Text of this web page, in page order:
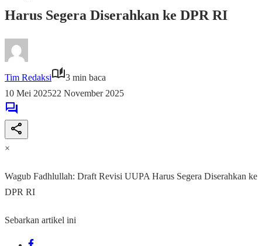
Harus Segera Diserahkan ke DPR RI
Tim Redaksi
3 min baca
10 Mei 202522 November 2025
×
Wagub Fadhlullah: Draft Revisi UUPA Harus Segera Diserahkan ke
DPR RI
Sebarkan artikel ini